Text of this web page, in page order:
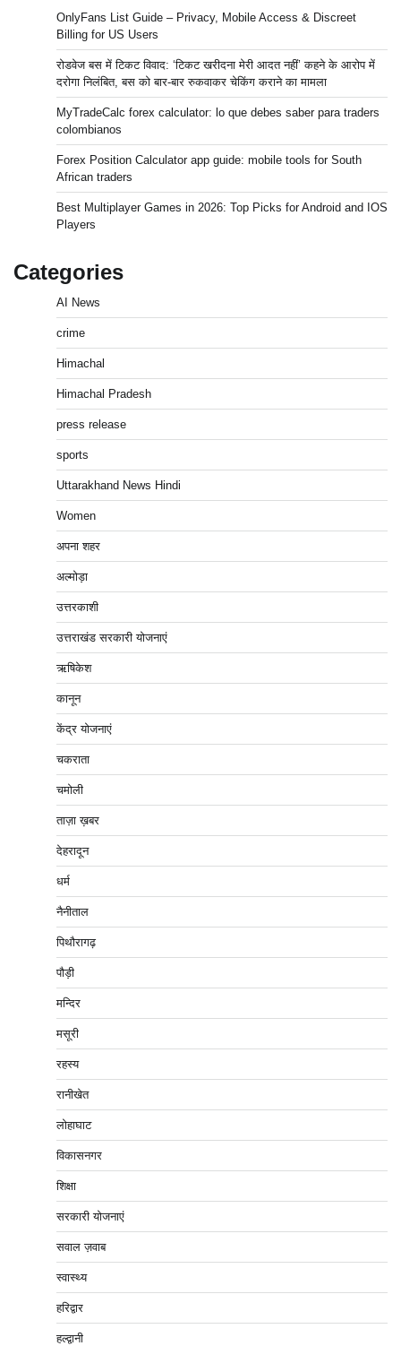
OnlyFans List Guide – Privacy, Mobile Access & Discreet
Billing for US Users
रोडवेज बस में टिकट विवाद: ‘टिकट खरीदना मेरी आदत नहीं’ कहने के आरोप में
दरोगा निलंबित, बस को बार-बार रुकवाकर चेकिंग कराने का मामला
MyTradeCalc forex calculator: lo que debes saber para traders
colombianos
Forex Position Calculator app guide: mobile tools for South
African traders
Best Multiplayer Games in 2026: Top Picks for Android and IOS
Players
Categories
AI News
crime
Himachal
Himachal Pradesh
press release
sports
Uttarakhand News Hindi
Women
अपना शहर
अल्मोड़ा
उत्तरकाशी
उत्तराखंड सरकारी योजनाएं
ऋषिकेश
कानून
केंद्र योजनाएं
चकराता
चमोली
ताज़ा ख़बर
देहरादून
धर्म
नैनीताल
पिथौरागढ़
पौड़ी
मन्दिर
मसूरी
रहस्य
रानीखेत
लोहाघाट
विकासनगर
शिक्षा
सरकारी योजनाएं
सवाल ज़वाब
स्वास्थ्य
हरिद्वार
हल्द्वानी